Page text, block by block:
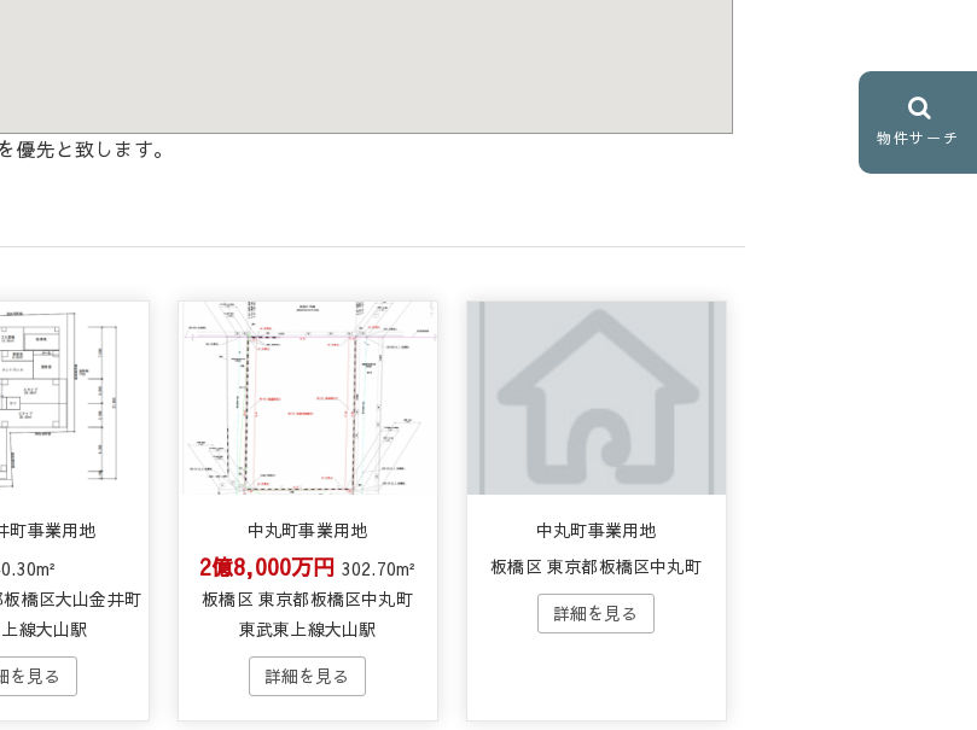
先と致します。
町事業用地
橋区大山金井町
線大山駅
中丸町事業用地
2億8,000万円 302.70m²
板橋区 東京都板橋区中丸町
東武東上線大山駅
中丸町事業用地
板橋区 東京都板橋区中丸町
物件サーチ